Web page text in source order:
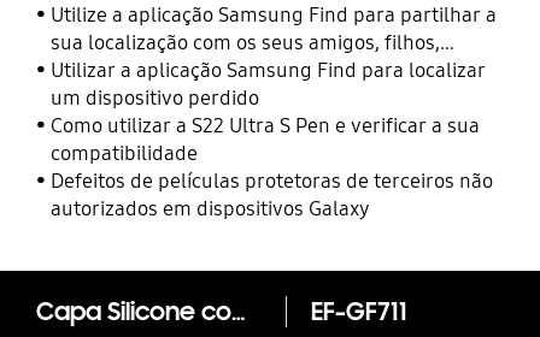
Utilize a aplicação Samsung Find para partilhar a
sua localização com os seus amigos, filhos,
familiares e outros contactos
Utilizar a aplicação Samsung Find para localizar
um dispositivo perdido
Como utilizar a S22 Ultra S Pen e verificar a sua
compatibilidade
Defeitos de películas protetoras de terceiros não
autorizados em dispositivos Galaxy
Capa Silicone com Fita Galaxy Z Flip3 EF-GF711